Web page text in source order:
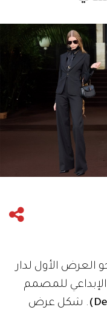
العرض الأول لدار
للمصمم
. شكل عرض